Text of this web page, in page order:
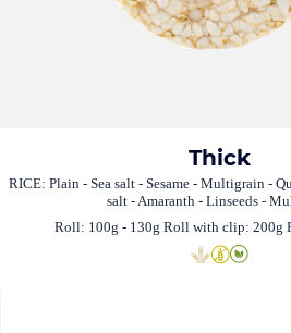
Thick
RICE: Plain - Sea salt - Sesame - Multigrain -
salt - Amaranth - Linseeds -
Roll: 100g - 130g Roll with clip: 200g